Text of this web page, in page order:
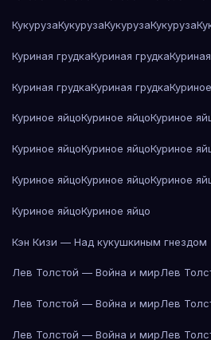
КукурузаКукурузаКукурузаКукуруза
Куриная грудкаКуриная грудка
Куриная грудкаКуриная грудка
Куриное яйцоКуриное яйцоКуриное
Куриное яйцоКуриное яйцоКуриное
Куриное яйцоКуриное яйцоКуриное
Куриное яйцоКуриное яйцо
Кэн Кизи — Над кукушкиным гнездом
Лев Толстой — Война и мирЛев
Лев Толстой — Война и мирЛев
Лев Толстой — Война и мирЛев